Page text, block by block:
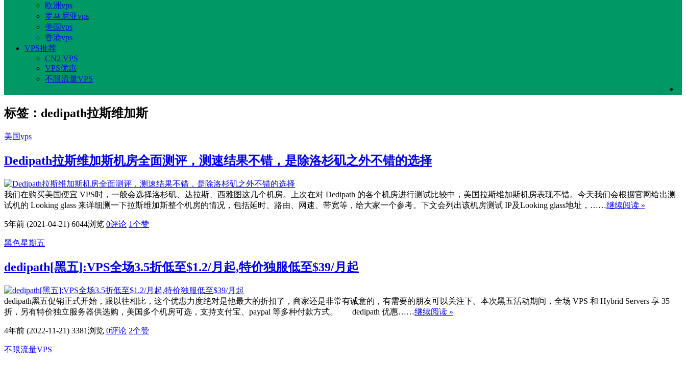
欧洲vps
罗马尼亚vps
美国vps
香港vps
VPS推荐
CN2 VPS
VPS优惠
不限流量VPS
标签：dedipath拉斯维加斯
美国vps
Dedipath拉斯维加斯机房全面测评，测速结果不错，是除洛杉矶之外不错的选择
我们在购买美国便宜 VPS时，一般会选择洛杉矶、达拉斯、西雅图这几个机房。上次在对 Dedipath 的各个机房进行测试比较中，美国拉斯维加斯机房表现不错。今天我们会根据官网给出测
试机的 Looking glass 来详细测一下拉斯维加斯整个机房的情况，包括延时、路由、网速、带宽等，给大家一个参考。下文会列出该机房测试 IP及Looking glass地址，……继续阅读 »
5年前 (2021-04-21) 6044浏览 0评论 1个赞
黑色星期五
dedipath[黑五]:VPS全场3.5折低至$1.2/月起,特价独服低至$39/月起
dedipath黑五促销正式开始，跟以往相比，这个优惠力度绝对是他最大的折扣了，商家还是非常有诚意的，有需要的朋友可以关注下。本次黑五活动期间，全场 VPS 和 Hybrid Servers 享 35
折，另有特价独立服务器供选购，美国多个机房可选，支持支付宝、paypal 等多种付款方式。 dedipath 优惠……继续阅读 »
4年前 (2022-11-21) 3381浏览 0评论 2个赞
不限流量VPS